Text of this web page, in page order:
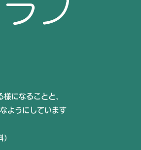
ブ
になることと、
ようにしています
ぞ（無料）